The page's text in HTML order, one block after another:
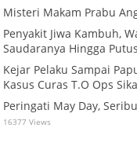
Misteri Makam Prabu
Penyakit Jiwa Kambuh,
Saudaranya Hingga
Kejar Pelaku Sampai
Kasus Curas T.O Ops
Peringati May Day,
16377 Views